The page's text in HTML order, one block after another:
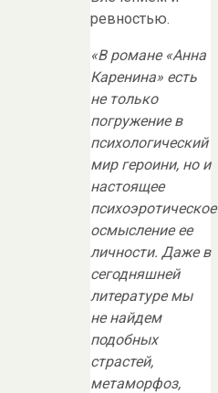
ревностью.
«В романе «Анна
Каренина» есть
не только
погружение в
психологический
мир героини, но и
настоящее
психоэротическое
осмысление ее
личности. Даже в
сегодняшней
литературе мы
не найдем
подобных
страстей,
метаморфоз,